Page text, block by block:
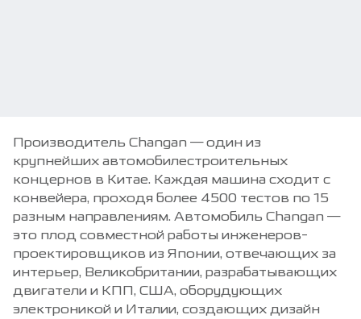
Производитель Changan — один из
крупнейших автомобилестроительных
концернов в Китае. Каждая машина сходит с
конвейера, проходя более 4500 тестов по 15
разным направлениям. Автомобиль Changan —
это плод совместной работы инженеров-
проектировщиков из Японии, отвечающих за
интерьер, Великобритании, разрабатывающих
двигатели и КПП, США, оборудующих
электроникой и Италии, создающих дизайн